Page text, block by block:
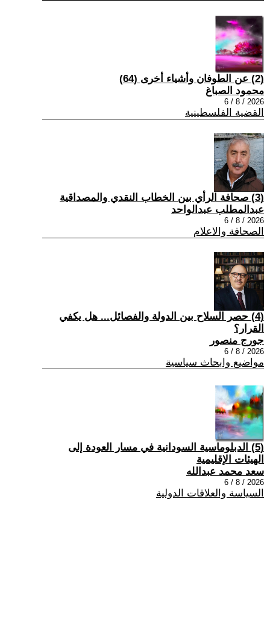
(2) عن الطوفان وأشياء أخرى (64)
محمود الصباغ
2026 / 8 / 6
القضية الفلسطينية
(3) صحافة الرأي بين الخطاب النقدي والمصداقية
عبدالمطلب عبدالواحد
2026 / 8 / 6
الصحافة والاعلام
(4) حصر السلاح بين الدولة والفصائل... هل يكفي
القرار؟
جورج منصور
2026 / 8 / 6
مواضيع وابحاث سياسية
(5) الدبلوماسية السودانية في مسار العودة إلى
الهيئات الإقليمية
سعد محمد عبدالله
2026 / 8 / 6
السياسة والعلاقات الدولية